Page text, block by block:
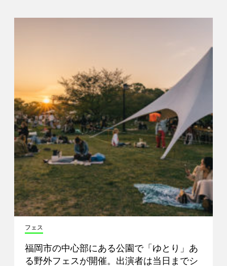
フェス
福岡市の中心部にある公園で「ゆとり」あ
る野外フェスが開催。出演者は当日までシ